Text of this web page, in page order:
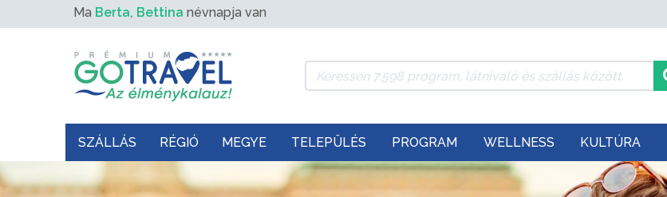
Ma Berta, Bettina névnapja van
SZÁLLÁS RÉGIÓ MEGYE TELEPÜLÉS PROGRAM WELLNESS KULTÚRA